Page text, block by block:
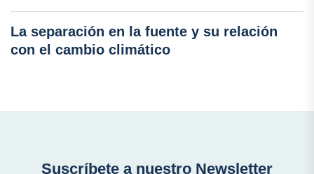
La separación en la fuente y su relación
con el cambio climático
Suscríbete a nuestro Newsletter